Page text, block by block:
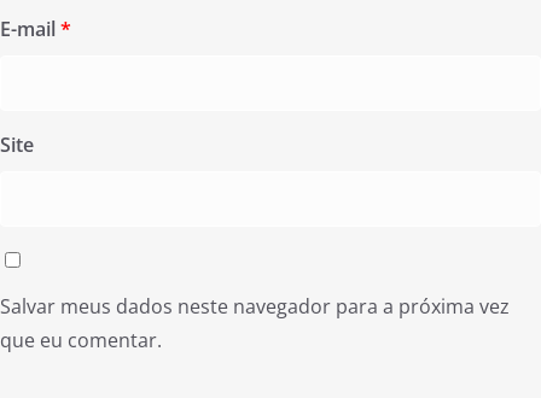
E-mail*
Site
Salvar meus dados neste navegador para a próxima vez
que eu comentar.